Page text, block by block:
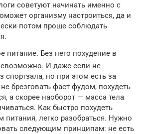
советуют начинать именно с
организму настроиться, да и
потом проще соблюдать
питание. Без него похудение в
И даже если не
спортзала, но при этом есть за
брезговать фаст фудом, похудеть
а скорее наоборот — масса тела
Как быстро похудеть
питания, легко разобраться. Нужно
следующим принципам: не есть